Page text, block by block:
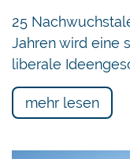
Biographica und
Erfolgreich: Zehn
ihre
ein, wonach die
Menschen
25
Jahren wird eine
liberale
mehr lesen